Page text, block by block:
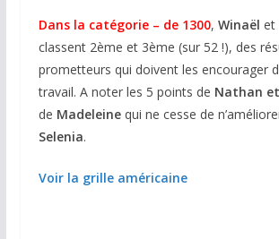
Dans la catégorie – de 1300, Winaël et
classent 2ème et 3ème (sur 52 !), des
prometteurs qui doivent les encourager
travail. A noter les 5 points de Nathan
de Madeleinequi ne cesse de
Selenia.
Voir la grille américaine